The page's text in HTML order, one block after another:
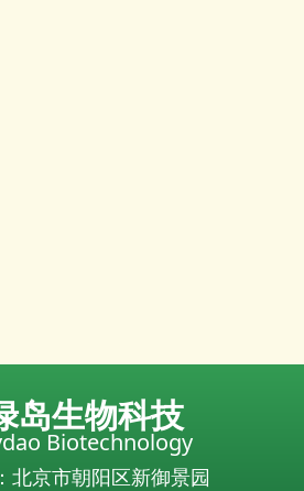
岛生物科技
Biotechnology
北京市朝阳区新御景园